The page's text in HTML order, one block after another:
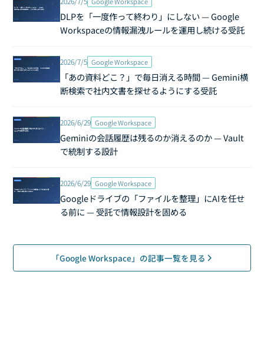
DLPを「一度作って終わり」にしない — Google
Workspaceの情報漏洩ルールを運用し続ける受託
2026/7/5 Google Workspace
「あの資料どこ？」で毎日消える時間 — Gemini横
断検索で社内文書を探せるようにする受託
2026/6/29 Google Workspace
Geminiの会話履歴は残るのか消えるのか — Vault
で統制する設計
2026/6/29 Google Workspace
Googleドライブの「ファイルを整理」にAIを任せ
る前に — 受託で情報設計を固める
「Google Workspace」の記事一覧を見る